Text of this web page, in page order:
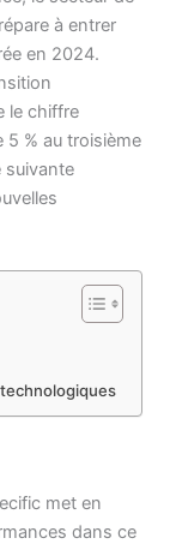
à entrer
en 2024.
le chiffre
5 % au troisième
suivante
met en
dans ce